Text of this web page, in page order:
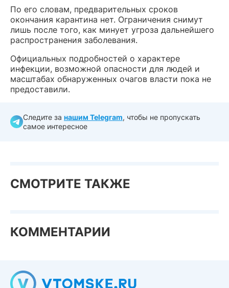
По его словам, предварительных сроков
окончания карантина нет. Ограничения снимут
лишь после того, как минует угроза дальнейшего
распространения заболевания.
Официальных подробностей о характере
инфекции, возможной опасности для людей и
масштабах обнаруженных очагов власти пока не
предоставили.
Следите за нашим Telegram, чтобы не пропускать
самое интересное
СМОТРИТЕ ТАКЖЕ
КОММЕНТАРИИ